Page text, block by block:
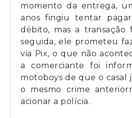
momento da entrega,
anos fingiu tentar
débito, mas a transação
seguida, ele prometeu
via Pix, o que não
a comerciante foi
motoboys de que o casal
o mesmo crime
acionar a polícia.